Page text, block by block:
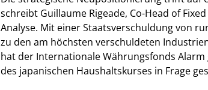
schreibt Guillaume Rigeade, Co-Head of
Analyse. Mit einer Staatsverschuldung von
zu den am höchsten verschuldeten
hat der Internationale Währungsfonds
des japanischen Haushaltskurses in Frage